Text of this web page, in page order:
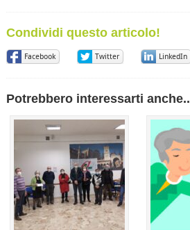
Condividi questo articolo!
Facebook Twitter LinkedIn
Potrebbero interessarti anche..